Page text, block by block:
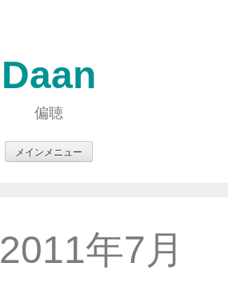
Daan
偏聴
メインメニュー
2011年7月